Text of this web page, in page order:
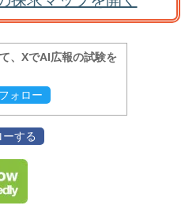
、XでAI広報の試験を
ォロー
する